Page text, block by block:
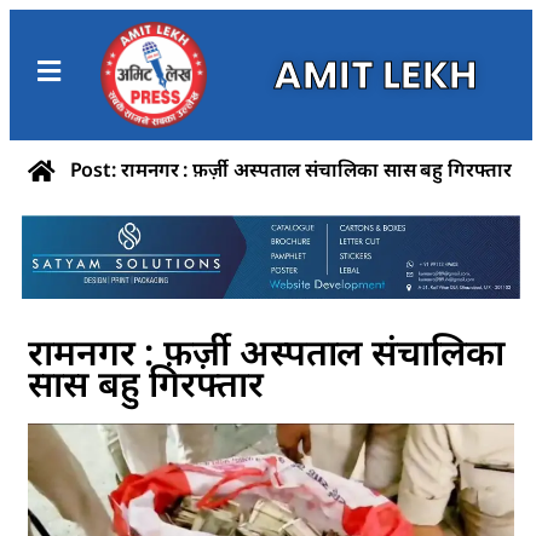
AMIT LEKH
Post: रामनगर : फ़र्ज़ी अस्पताल संचालिका सास बहु गिरफ्तार
रामनगर : फ़र्ज़ी अस्पताल संचालिका
सास बहु गिरफ्तार